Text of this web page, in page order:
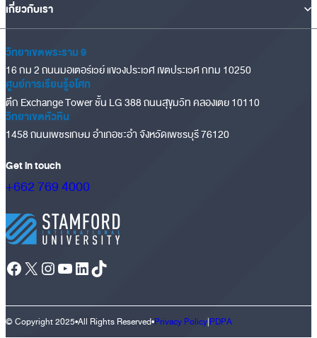
เกี่ยวกับเรา
วิทยาเขตพระราม 9
16 กม 2 ถนนมอเตอร์เวย์ แขวงประเวศ เขตประเวศ กทม 10250
ศูนย์การเรียนรู้อโศก
ตึก Exchange Tower ชั้น LG 388 ถนนสุขุมวิท คลองเตย 10110
วิทยาเขตหัวหิน
1458 ถนนเพชรเกษม อำเภอชะอำ จังหวัดเพชรบุรี 76120
Get in touch
+662 769 4000
Facebook
X Instagram
YouTube
LinkedIn
TikTok
© Copyright 2025•All Rights Reserved•Privacy Policy|PDPA